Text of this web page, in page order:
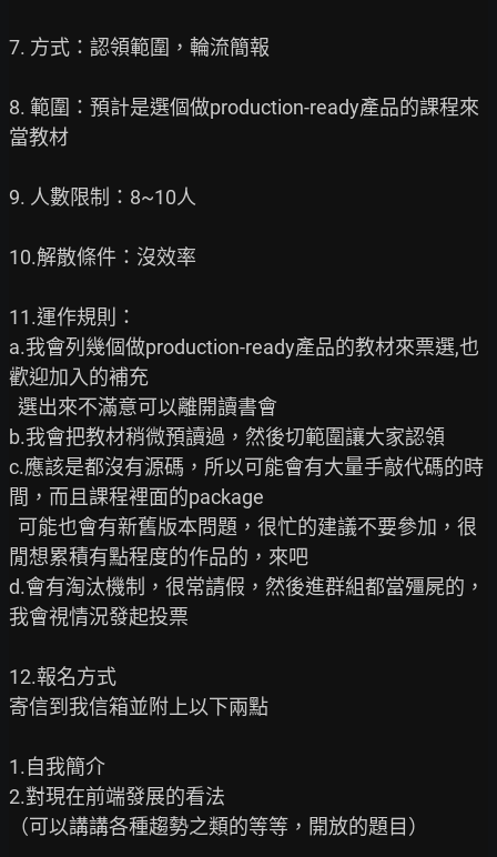
7. 方式：認領範圍，輪流簡報
8. 範圍：預計是選個做production-ready產品的課程來
當教材
9. 人數限制：8~10人
10.解散條件：沒效率
11.運作規則：
a.我會列幾個做production-ready產品的教材來票選,也
歡迎加入的補充
b.我會把教材稍微預讀過，然後切範圍讓大家認領
c.應該是都沒有源碼，所以可能會有大量手敲代碼的時
間，而且課程裡面的package
閒想累積有點程度的作品的，來吧
d.會有淘汰機制，很常請假，然後進群組都當殭屍的，
我會視情況發起投票
12.報名方式
寄信到我信箱並附上以下兩點
1.自我簡介
2.對現在前端發展的看法
（可以講講各種趨勢之類的等等，開放的題目）